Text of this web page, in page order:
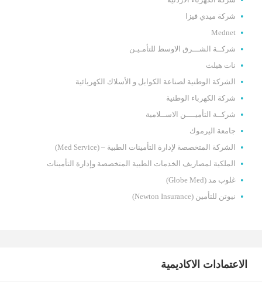
شركة ميدي فيزا
Mednet
شركــة الشـــرق الاوسط للتأمـيـن
نات هيلث
الشركة الوطنية لصناعة الكوابل و الأسلاك الكهربائية
شركة الكهرباء الوطنية
شركــة التأميــــن الاســلامية
جامعة اليرموك
الشركة المتخصصة لإدارة التأمينات الطبية – (Med Service)
الملكية لمصاريف الخدمات الطبية المتخصصة وإدارة التأمينات
غلوب مد (Globe Med)
نيوتن للتأمين (Newton Insurance)
الاعتمادات الاكاديمية